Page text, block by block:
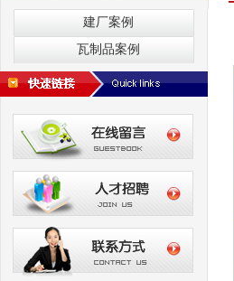
建厂案例
瓦制品案例